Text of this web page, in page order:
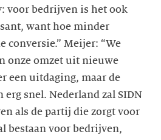
voor bedrijven is het ook
want hoe minder
conversie.” Meijer: “We
onze omzet uit nieuwe
een uitdaging, maar de
snel. Nederland zal SIDN
als de partij die zorgt voor
bestaan voor bedrijven,